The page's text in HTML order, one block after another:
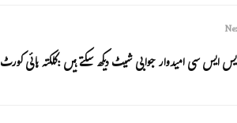
ایس سی امیدوار جوابی شیٹ دیکھ سکتے ہیں :کلکتہ ہائی کورٹ